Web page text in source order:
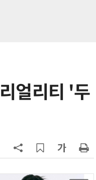
얼리티 '두
모든 업무 담당자(비개발자)를 위한 온톨로지 기반 AI 지식체계 설계 1-day 워크숍